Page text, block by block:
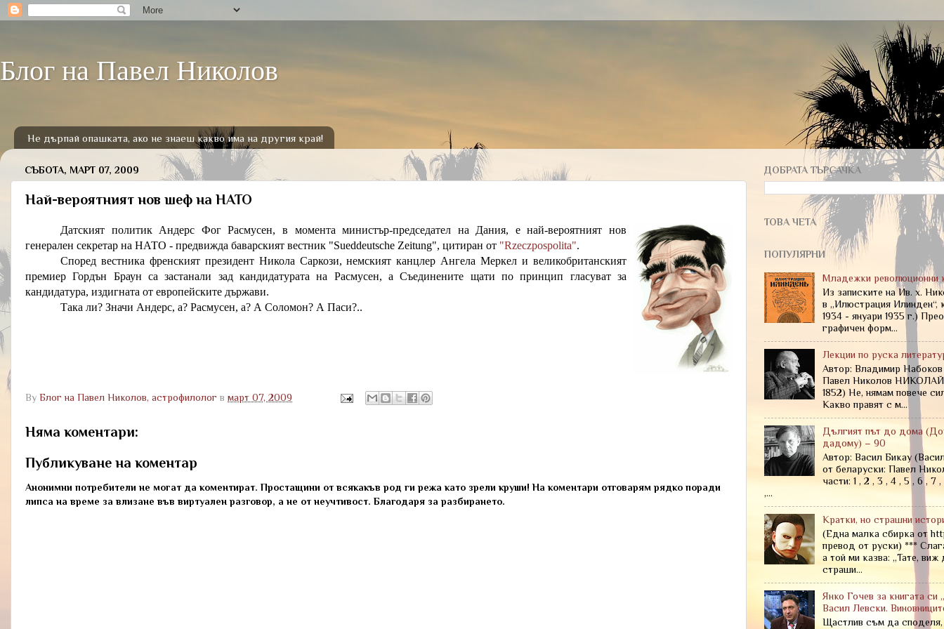
Блог на Павел Николов
Не дърпай опашката, ако не знаеш какво има на другия край!
СЪБОТА, МАРТ 07, 2009
Най-вероятният нов шеф на НАТО
Датският политик Андерс Фог Расмусен, в момента министър-председател на Дания, е най-вероятният нов
генерален секретар на НАТО - предвижда баварският вестник "Sueddeutsche Zeitung", цитиран от "Rzeczpospolita".
Според вестника френският президент Никола Саркози, немският канцлер Ангела Меркел и великобританският
премиер Гордън Браун са застанали зад кандидатурата на Расмусен, а Съединените щати по принцип гласуват за
кандидатура, издигната от европейските държави.
Така ли? Значи Андерс, а? Расмусен, а? А Соломон? А Паси?..
By Блог на Павел Николов, астрофилолог в март 07, 2009
Няма коментари:
Публикуване на коментар
Анонимни потребители не могат да коментират. Простащини от всякакъв род ги режа като зрели круши! На коментари отговарям рядко поради
липса на време за влизане във виртуален разговор, а не от неучтивост. Благодаря за разбирането.
ДОБРАТА ТЪРСАЧКА
ТОВА ЧЕТА
ПОПУЛЯРНИ
Младежки революционни
Из записките на Ив. х.
в „Илюстрация Илинден“,
1934 - януари 1935 г.)
графичен форм...
Лекции по руска
Автор: Владимир
Павел Николов
1852) Не, нямам повече
Какво правят с м...
Дългият път до дома
дадому) – 90
Автор: Васил Бикау
от беларуски: Павел
части: 1 , 2 , 3 , 4 , 5 , 6 , 7 ,
,...
Кратки, но страшни
(Една малка сбирка от
превод от руски) ***
а той ми казва: „Тате,
страши...
Янко Гочев за книгата си
Васил Левски.
Щастлив съм да споделя,